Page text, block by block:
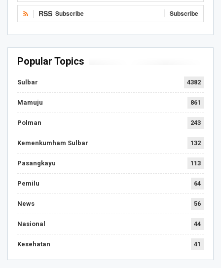
RSS Subscribe Subscribe
Popular Topics
Sulbar 4382
Mamuju 861
Polman 243
Kemenkumham Sulbar 132
Pasangkayu 113
Pemilu 64
News 56
Nasional 44
Kesehatan 41